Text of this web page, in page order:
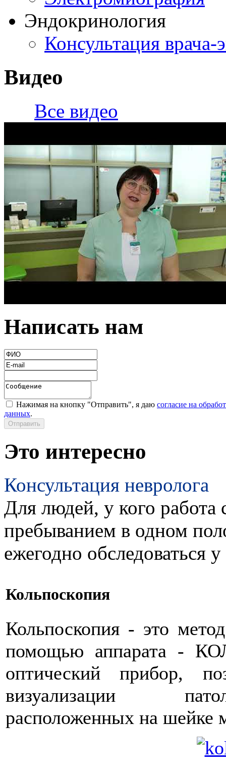
Эндокринология
Консультация врача-
Видео
Все видео
Написать нам
Нажимая на кнопку "Отправить", я даю согласие на
данных.
Это интересно
Консультация невролога
Для людей, у кого работа
пребыванием в одном
ежегодно обследоваться
Кольпоскопия
Кольпоскопия - это
помощью аппарата -
оптический прибор,
визуализации
расположенных на шейке